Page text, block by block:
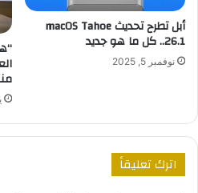
أبل تطرح تحديث macOS Tahoe
26.1.. كل ما هو جديد
نوفمبر 5, 2025
اترك تعليقاً